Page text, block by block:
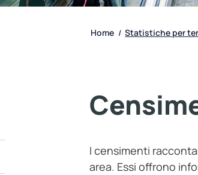
Home / Statistiche per
I censimenti
area. Essi offrono